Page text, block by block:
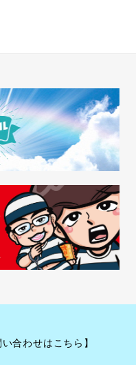
合わせはこちら】